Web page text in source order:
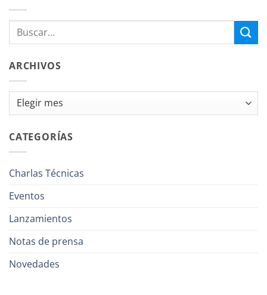
ARCHIVOS
Archivos
CATEGORÍAS
Charlas Técnicas
Eventos
Lanzamientos
Notas de prensa
Novedades